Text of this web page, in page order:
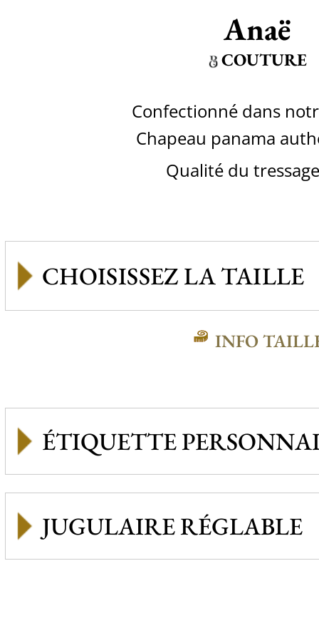
Anaë
COUTURE
Confectionné dans
Chapeau panama
Qualité du
INFO
ÉTIQUETTE
JUGULAIRE RÉGLABLE